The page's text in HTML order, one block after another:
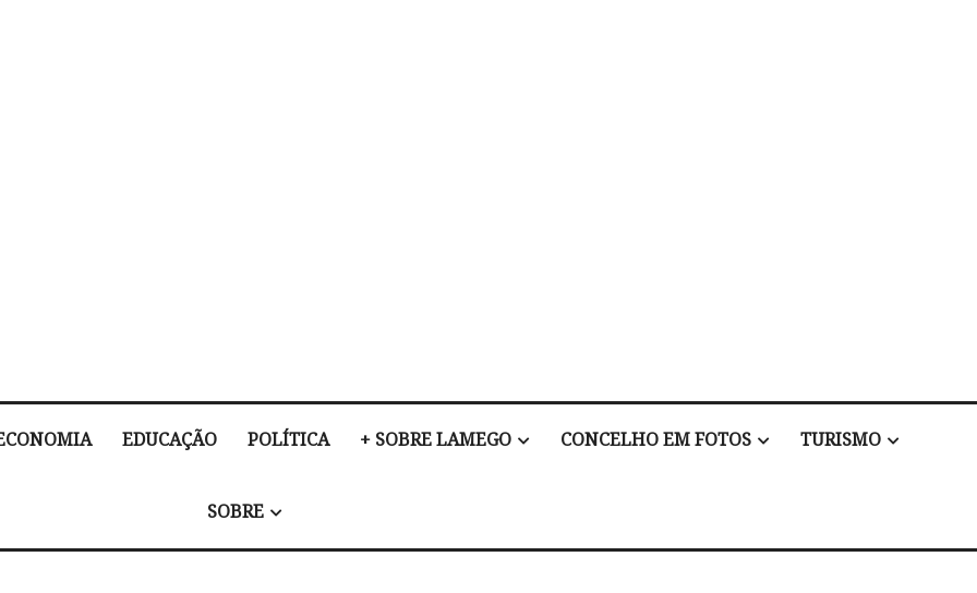
EDUCAÇÃO POLÍTICA + SOBRE LAMEGO CONCELHO EM FOTOS TURISMO
SOBRE